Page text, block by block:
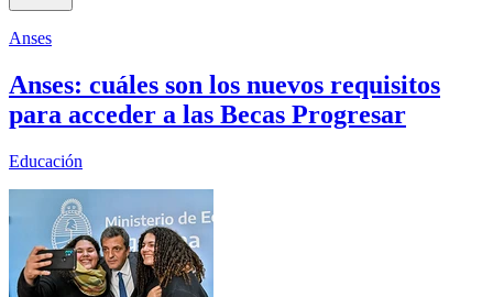
Anses
Anses: cuáles son los nuevos requisitos
para acceder a las Becas Progresar
Educación